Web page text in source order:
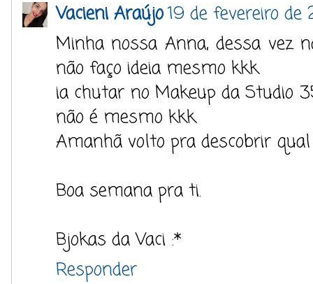
Vacieni Araújo19 de fevereiro de
Minha nossa Anna, dessa vez
não faço ideia mesmo kkk
ia chutar no Makeup da Studio
não é mesmo kkk
Amanhã volto pra descobrir
Boa semana pra ti.
Bjokas da Vaci :*
Responder